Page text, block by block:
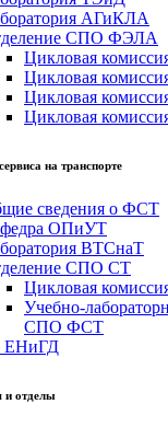
АГиКЛА
СПО ФЭЛА
Цикловая
Цикловая
Цикловая
Цикловая
на транспорте
сведения о ФСТ
ОПиУТ
ВТСнаТ
СПО СТ
Цикловая
Учебно-
СПО ФСТ
ЕНиГД
и отделы